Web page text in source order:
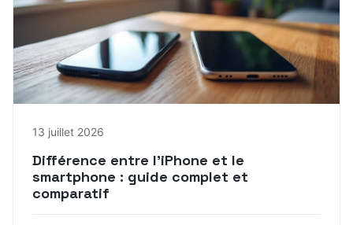
13 juillet 2026
Différence entre l’iPhone et le
smartphone : guide complet et
comparatif